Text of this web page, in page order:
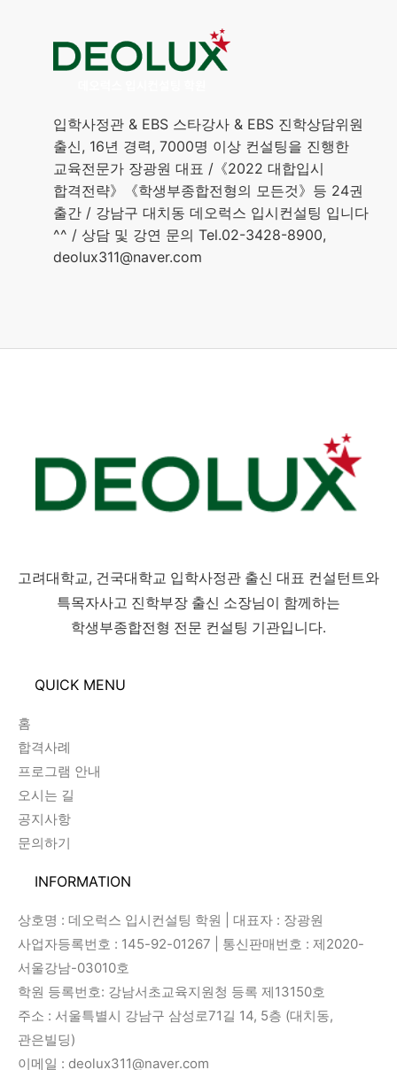
입학사정관 & EBS 스타강사 & EBS 진학상담위원
출신, 16년 경력, 7000명 이상 컨설팅을 진행한
교육전문가 장광원 대표 /《2022 대합입시
합격전략》《학생부종합전형의 모든것》등 24권
출간 / 강남구 대치동 데오럭스 입시컨설팅 입니다
^^ / 상담 및 강연 문의 Tel.02-3428-8900,
deolux311@naver.com
고려대학교, 건국대학교 입학사정관 출신 대표 컨설턴트와
특목자사고 진학부장 출신 소장님이 함께하는
학생부종합전형 전문 컨설팅 기관입니다.
QUICK MENU
홈
합격사례
프로그램 안내
오시는 길
공지사항
문의하기
INFORMATION
상호명 : 데오럭스 입시컨설팅 학원 | 대표자 : 장광원
사업자등록번호 : 145-92-01267 | 통신판매번호 : 제2020-
서울강남-03010호
학원 등록번호: 강남서초교육지원청 등록 제13150호
주소 : 서울특별시 강남구 삼성로71길 14, 5층 (대치동,
관은빌딩)
이메일 : deolux311@naver.com